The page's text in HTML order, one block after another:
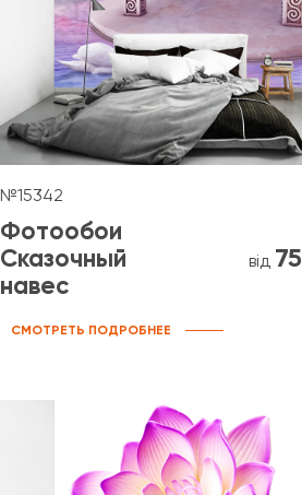
№15342
Фотообои
Сказочный
навес
від 75
СМОТРЕТЬ ПОДРОБНЕЕ